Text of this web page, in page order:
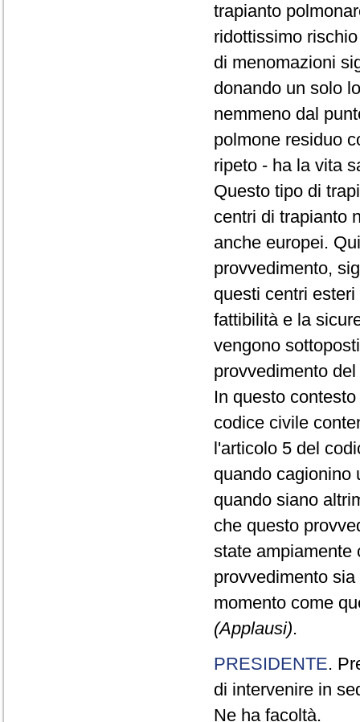
trapianto
ridottissimo
di menomazioni
donando un solo
nemmeno dal
polmone residuo
ripeto - ha la vita
Questo tipo di
centri di trapianto
anche europei.
provvedimento,
questi centri
fattibilità e la
vengono
provvedimento
In questo
codice civile
l'articolo 5 del
quando cagionino
quando siano
che questo
state ampiamente
provvedimento
momento come
(Applausi).
PRESIDENTE.
di intervenire in
Ne ha facoltà.